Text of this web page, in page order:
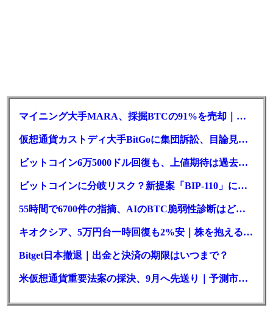
マイニング大手MARA、採掘BTCの91%を売却｜純損失6億ドル
仮想通貨カストディ大手BitGoに集団訴訟、目論見書が争点に
ビットコイン6万5000ドル回復も、上値期待は過去最低の23%
ビットコインに分岐リスク？新提案「BIP-110」に期限迫る
55時間で6700件の指摘、AIのBTC脆弱性診断はどこまで本物か
キオクシア、5万円台一時回復も2%安｜株を抱える東芝は純利益30倍
Bitget日本撤退｜出金と決済の期限はいつまで？
米仮想通貨重要法案の採決、9月へ先送り｜予測市場の成立確率は14%に